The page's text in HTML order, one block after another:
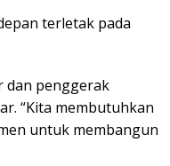
terletak pada
dan penggerak
“Kita membutuhkan
untuk membangun